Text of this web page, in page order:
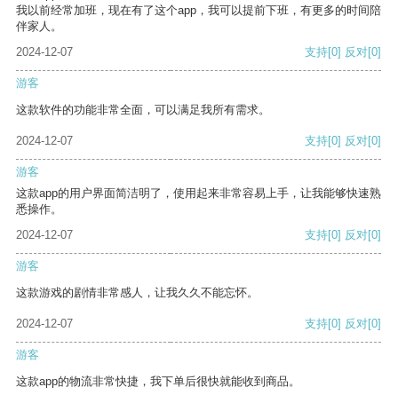
我以前经常加班，现在有了这个app，我可以提前下班，有更多的时间陪
伴家人。
2024-12-07
支持[0] 反对[0]
游客
这款软件的功能非常全面，可以满足我所有需求。
2024-12-07 支持[0] 反对[0]
游客
这款app的用户界面简洁明了，使用起来非常容易上手，让我能够快速熟
悉操作。
2024-12-07
支持[0] 反对[0]
游客
这款游戏的剧情非常感人，让我久久不能忘怀。
2024-12-07 支持[0] 反对[0]
游客
这款app的物流非常快捷，我下单后很快就能收到商品。